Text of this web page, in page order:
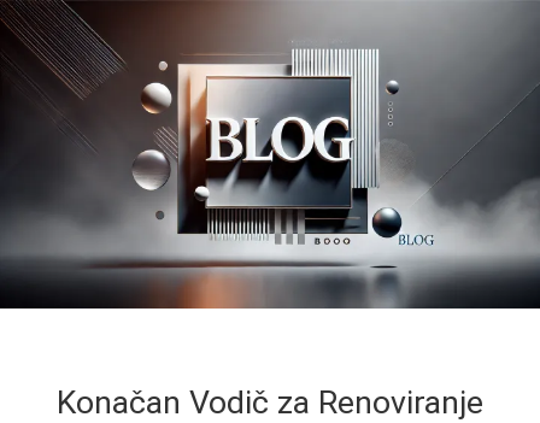
Konačan Vodič za Renoviranje